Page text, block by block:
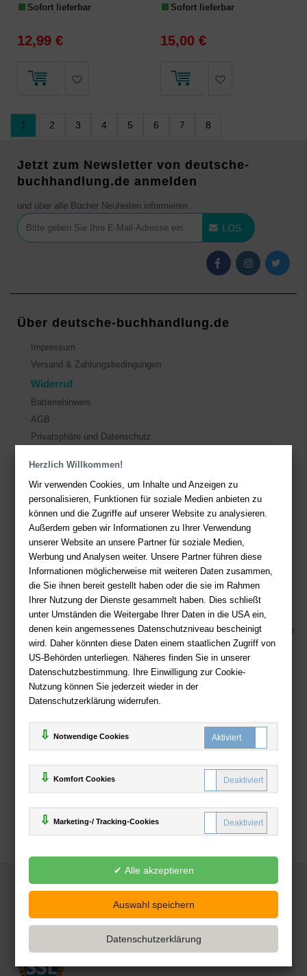
Herzlich Willkommen!
Wir verwenden Cookies, um Inhalte und Anzeigen zu
personalisieren, Funktionen für soziale Medien anbieten zu
können und die Zugriffe auf unserer Website zu analysieren.
Außerdem geben wir Informationen zu Ihrer Verwendung
unserer Website an unsere Partner für soziale Medien,
Werbung und Analysen weiter. Unsere Partner führen diese
Informationen möglicherweise mit weiteren Daten zusammen,
die Sie ihnen bereit gestellt haben oder die sie im Rahmen
Ihrer Nutzung der Dienste gesammelt haben. Dies schließt
unter Umständen die Weitergabe Ihrer Daten in die USA ein,
denen kein angemessenes Datenschutzniveau bescheinigt
wird. Daher könnten diese Daten einem staatlichen Zugriff von
US-Behörden unterliegen. Näheres finden Sie in unserer
Datenschutzbestimmung. Ihre Einwilligung zur Cookie-
Nutzung können Sie jederzeit wieder in der
Datenschutzerklärung widerrufen.
Notwendige Cookies
Komfort Cookies
Marketing-/ Tracking-Cookies
Sofort lieferbar
12,99 €
Sofort lieferbar
15,00 €
1 2 3 4 5 6 7 8
Jetzt zum Newsletter von deutsche-
buchhandlung.de anmelden
und über alle Bücher Neuheiten informieren
LOS
Über deutsche-buchhandlung.de
Impressum
Versand & Zahlungsbedingungen
Widerruf
Batteriehinweis
AGB
Privatsphäre und Datenschutz
Sie haben Fragen? Hier finden Sie Antworten auf häufig gestellte
Fragen.
Fragen per E-Mail: service@deutsche-buchhandlung.de
Telefon: +49 (0)511 - 982 684 41
Ihre Vorteile bei uns
Kostenloser Versand ab 36,- EUR Bestellwert
Sicherer Online Shop und Zahlung mit SSL-Verschlüsselung
Viele Zahlungsmethoden wie PayPal, Amazon Payment, Vorkasse
Zahlweisen
Deutsche-Buchhandlung.de
www.deutsche-buchhandlung.de ist ein Angebot der
Powered by Inooga